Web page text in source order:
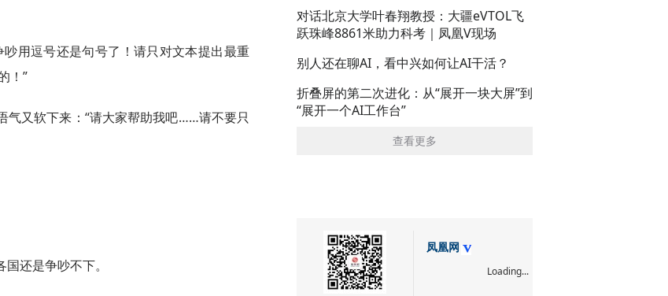
用逗号还是句号了！请只对文本提出最重
！”
气又软下来：“请大家帮助我吧……请不要只
还是争吵不下。
对话北京大学叶春翔教授：大疆eVTOL飞
跃珠峰8861米助力科考｜凤凰V现场
别人还在聊AI，看中兴如何让AI干活？
折叠屏的第二次进化：从“展开一块大屏”到
“展开一个AI工作台”
查看更多
凤凰网
Loading...